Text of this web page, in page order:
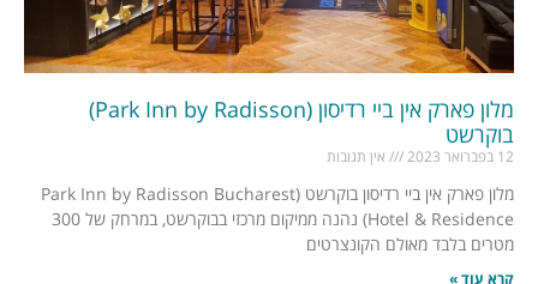
מלון פארק אין ביי רדיסון (Park Inn by Radisson)
בוקרשט
12 בפברואר 2023 אין תגובות
מלון פארק אין ביי רדיסון בוקרשט (Park Inn by Radisson Bucharest
Hotel & Residence) נהנה ממיקום מרכזי בבוקרשט, במרחק של 300
מטרים בלבד מאולם הקונצרטים
קרא עוד »